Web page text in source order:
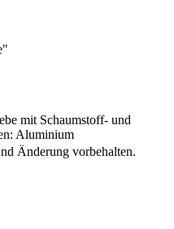
mit Schaumstoff- und
Aluminium
Änderung vorbehalten.